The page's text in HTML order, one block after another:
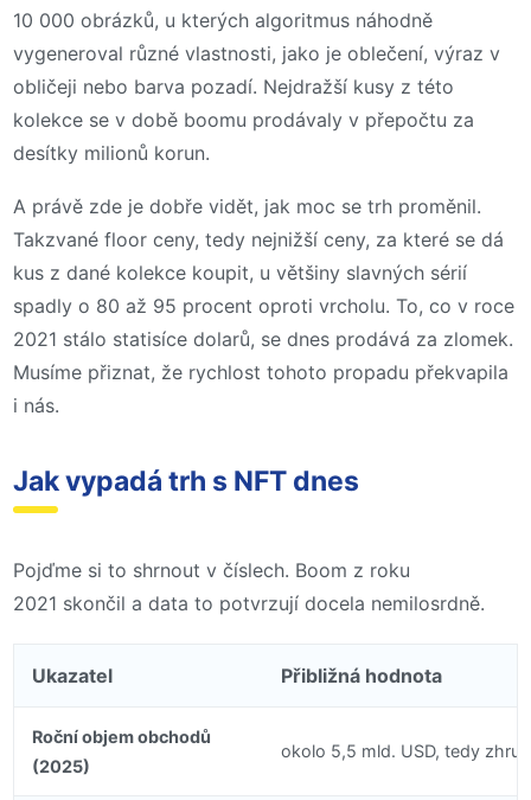
10 000 obrázků, u kterých algoritmus náhodně
vygeneroval různé vlastnosti, jako je oblečení, výraz v
obličeji nebo barva pozadí. Nejdražší kusy z této
kolekce se v době boomu prodávaly v přepočtu za
desítky milionů korun.
A právě zde je dobře vidět, jak moc se trh proměnil.
Takzvané floor ceny, tedy nejnižší ceny, za které se dá
kus z dané kolekce koupit, u většiny slavných sérií
spadly o 80 až 95 procent oproti vrcholu. To, co v roce
2021 stálo statisíce dolarů, se dnes prodává za zlomek.
Musíme přiznat, že rychlost tohoto propadu překvapila
i nás.
Jak vypadá trh s NFT dnes
Pojďme si to shrnout v číslech. Boom z roku
2021 skončil a data to potvrzují docela nemilosrdně.
Ukazatel Přibližná hodnota
Roční objem obchodů
(2025)
okolo 5,5 mld. USD, tedy